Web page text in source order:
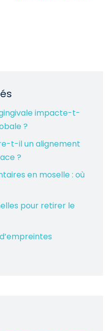
impacte-t-
?
t-il un alignement
?
en moselle : où
pour retirer le